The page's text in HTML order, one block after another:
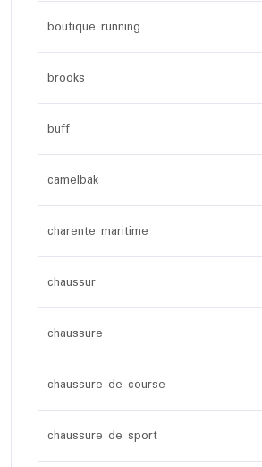
boutique running
brooks
buff
camelbak
charente maritime
chaussur
chaussure
chaussure de course
chaussure de sport